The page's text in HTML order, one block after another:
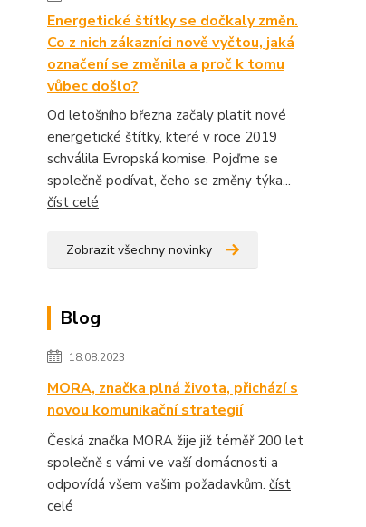
Energetické štítky se dočkaly změn.
Co z nich zákazníci nově vyčtou, jaká
označení se změnila a proč k tomu
vůbec došlo?
Od letošního března začaly platit nové
energetické štítky, které v roce 2019
schválila Evropská komise. Pojďme se
společně podívat, čeho se změny týka...
číst celé
Zobrazit všechny novinky
Blog
18.08.2023
MORA, značka plná života, přichází s
novou komunikační strategií
Česká značka MORA žije již téměř 200 let
společně s vámi ve vaší domácnosti a
odpovídá všem vašim požadavkům. číst
celé